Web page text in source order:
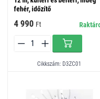
fehér, időzítő
4 990 Ft
Cikkszám: D3ZC01